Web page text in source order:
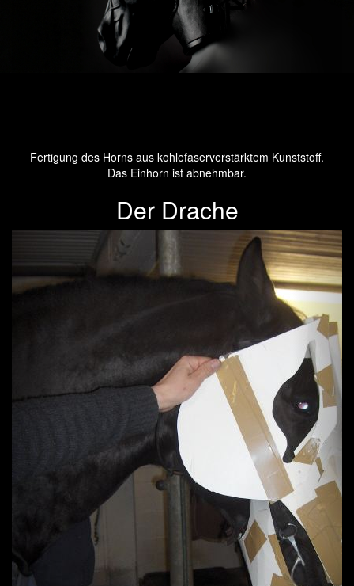
Fertigung des Horns aus kohlefaserverstärktem Kunststoff.
Das Einhorn ist abnehmbar.
Der Drache
Next